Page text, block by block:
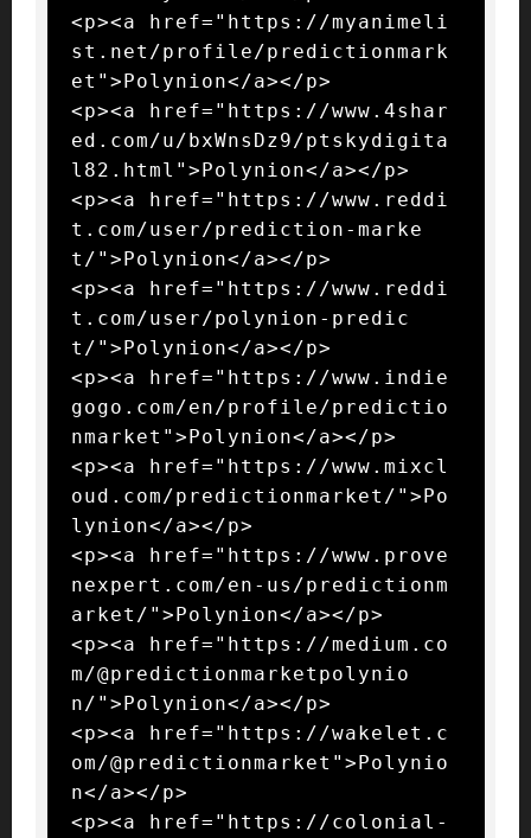
<p><a href="https://myanimeli
st.net/profile/predictionmark
et">Polynion</a></p>
<p><a href="https://www.4shar
ed.com/u/bxWnsDz9/ptskydigita
l82.html">Polynion</a></p>
<p><a href="https://www.reddi
t.com/user/prediction-marke
t/">Polynion</a></p>
<p><a href="https://www.reddi
t.com/user/polynion-predic
t/">Polynion</a></p>
<p><a href="https://www.indie
gogo.com/en/profile/predictio
nmarket">Polynion</a></p>
<p><a href="https://www.mixcl
oud.com/predictionmarket/">Po
lynion</a></p>
<p><a href="https://www.prove
nexpert.com/en-us/predictionm
arket/">Polynion</a></p>
<p><a href="https://medium.co
m/@predictionmarketpolynio
n/">Polynion</a></p>
<p><a href="https://wakelet.c
om/@predictionmarket">Polynio
n</a></p>
<p><a href="https://colonial-